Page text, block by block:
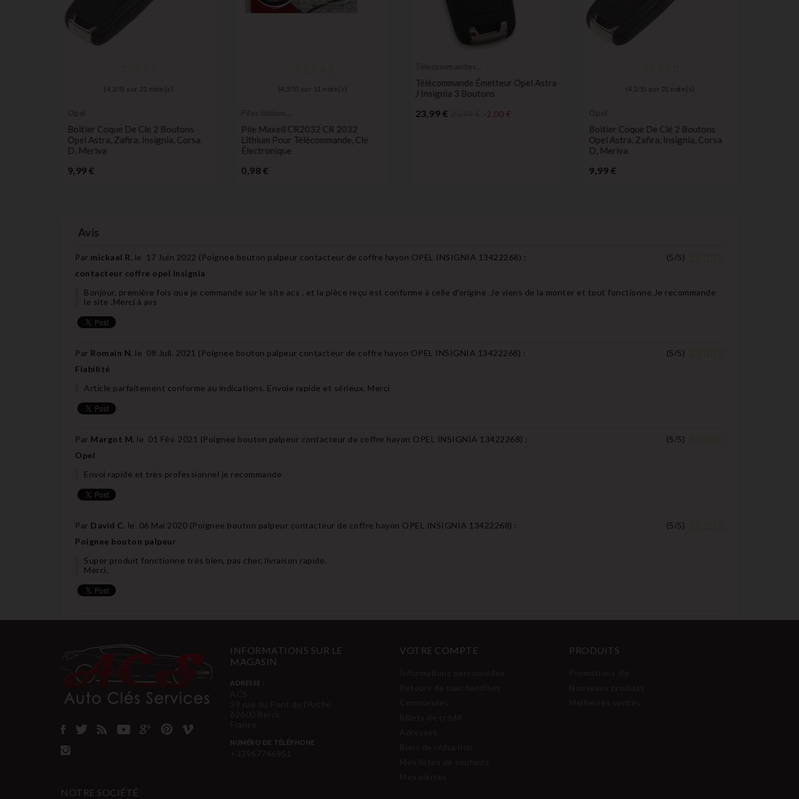
4,2 5 ) sur 21 note(s)
Opel
Boitier Coque De Clé 2 Boutons
Opel Astra, Zafira, Insignia, Corsa
D, Meriva
9,99 €
4,3 5 ) sur 11 note(s)
Piles lithium
Pile Maxell CR2032 CR 2032
Lithium Pour Télécommande, Clé
Électronique
0,98 €Prix
Télécommandes
Télécommande Émetteur Opel Astra
J Insignia 3 Boutons
23,99 € -2,00 €
4,2 5 ) sur 21 note(s)
Boitier Coque De Clé 2 Boutons
Opel Astra, Zafira, Insignia, Corsa
D, Meriva
9,99 €Prix
Avis
Par mickael R. le 17 Juin 2022 ( Poignee bouton palpeur contacteur de coffre hayon OPEL INSIGNIA 13422268) : (5/5)
contacteur coffre opel insignia
Bonjour, première fois que je commande sur le site acs , et la pièce reçu est conforme à celle d'origine .Je viens de la monter et tout fonctionne.Je recommande
le site .Merci à avs
Par Romain N. le 08 Juil. 2021 ( Poignee bouton palpeur contacteur de coffre hayon OPEL INSIGNIA 13422268) : (5/5)
Fiabilité
Article parfaitement conforme au indications. Envoie rapide et sérieux. Merci
Par Margot M. le 01 Fév. 2021 (Poignee bouton palpeur contacteur de coffre hayon OPEL INSIGNIA 13422268) : (5/5)
Opel
Envoi rapide et très professionnel je recommande
Par David C. le 06 Mai 2020 (Poignee bouton palpeur contacteur de coffre hayon OPEL INSIGNIA 13422268) : (5/5)
Poignee bouton palpeur
Super produit fonctionne très bien, pas cher, livraison rapide.
Merci.
INFORMATIONS SUR LE
MAGASIN
ADRESSE :
NUMÉRO DE TÉLÉPHONE
VOTRE COMPTE PRODUITS
NOTRE SOCIÉTÉ